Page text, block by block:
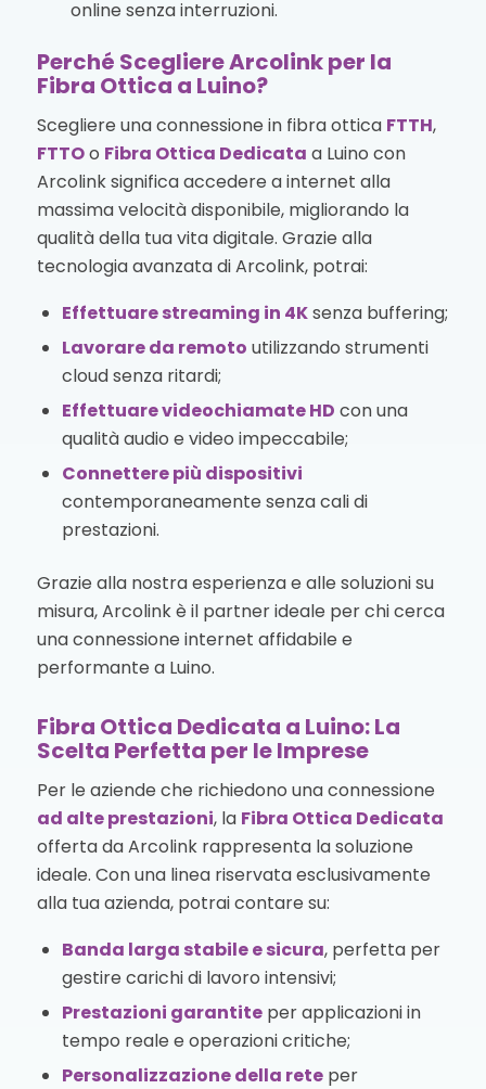
online senza interruzioni.
Perché Scegliere Arcolink per la
Fibra Ottica a Luino?
Scegliere una connessione in fibra ottica FTTH,
FTTOo Fibra Ottica Dedicata a Luino con
Arcolink significa accedere a internet alla
massima velocità disponibile, migliorando la
qualità della tua vita digitale. Grazie alla
tecnologia avanzata di Arcolink, potrai:
Effettuare streaming in 4Ksenza buffering;
Lavorare da remoto utilizzando strumenti
cloud senza ritardi;
Effettuare videochiamate HD con una
qualità audio e video impeccabile;
Connettere più dispositivi
contemporaneamente senza cali di
prestazioni.
Grazie alla nostra esperienza e alle soluzioni su
misura, Arcolink è il partner ideale per chi cerca
una connessione internet affidabile e
performante a Luino.
Fibra Ottica Dedicata a Luino: La
Scelta Perfetta per le Imprese
Per le aziende che richiedono una connessione
ad alte prestazioni, la Fibra Ottica Dedicata
offerta da Arcolink rappresenta la soluzione
ideale. Con una linea riservata esclusivamente
alla tua azienda, potrai contare su:
Banda larga stabile e sicura, perfetta per
gestire carichi di lavoro intensivi;
Prestazioni garantiteper applicazioni in
tempo reale e operazioni critiche;
Personalizzazione della reteper